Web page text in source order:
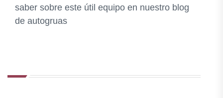
saber sobre este útil equipo en nuestro blog
de autogruas